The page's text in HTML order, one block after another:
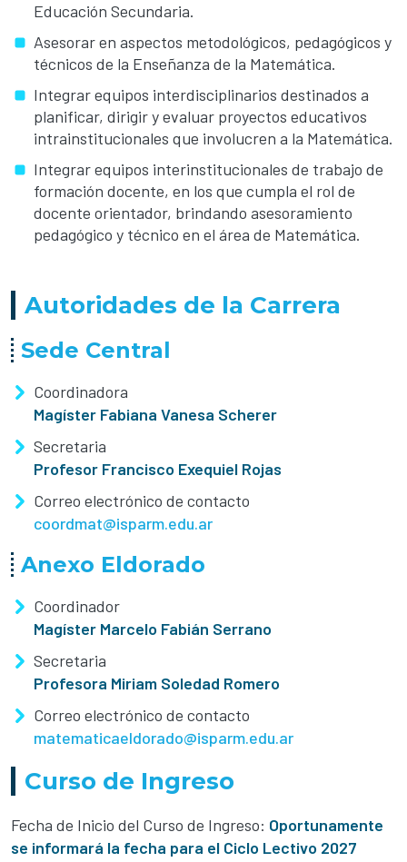
Educación Secundaria.
Asesorar en aspectos metodológicos, pedagógicos y
técnicos de la Enseñanza de la Matemática.
Integrar equipos interdisciplinarios destinados a
planificar, dirigir y evaluar proyectos educativos
intrainstitucionales que involucren a la Matemática.
Integrar equipos interinstitucionales de trabajo de
formación docente, en los que cumpla el rol de
docente orientador, brindando asesoramiento
pedagógico y técnico en el área de Matemática.
Autoridades de la Carrera
Sede Central
Coordinadora
Magíster Fabiana Vanesa Scherer
Secretaria
Profesor Francisco Exequiel Rojas
Correo electrónico de contacto
coordmat@isparm.edu.ar
Anexo Eldorado
Coordinador
Magíster Marcelo Fabián Serrano
Secretaria
Profesora Miriam Soledad Romero
Correo electrónico de contacto
matematicaeldorado@isparm.edu.ar
Curso de Ingreso
Fecha de Inicio del Curso de Ingreso: Oportunamente
se informará la fecha para el Ciclo Lectivo 2027